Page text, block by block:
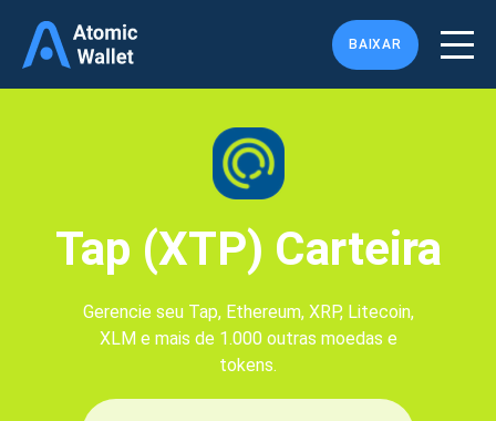
BAIXAR
Tap (XTP) Carteira
Gerencie seu Tap, Ethereum, XRP, Litecoin,
XLM e mais de 1.000 outras moedas e
tokens.